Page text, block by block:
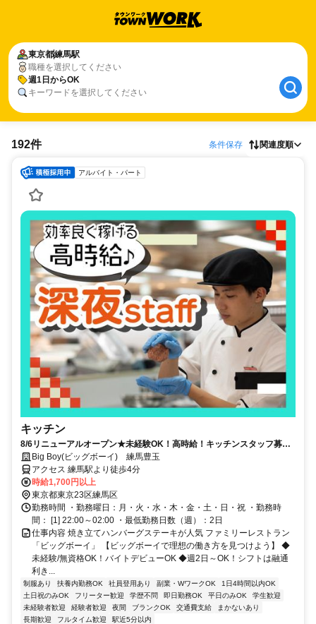
東京都練馬駅
職種を選択してください
週1日からOK
キーワードを選択してください
192件 条件保存 関連度順
アルバイト・パート
キッチン
8/6リニューアルオープン★未経験OK！高時給！キッチンスタッフ募集
◎深夜帯は時給25％アップ！！短期間でも稼げます【土日祝勤務歓
迎！】
Big Boy(ビッグボーイ) 練馬豊玉
アクセス 練馬駅より徒歩4分
時給1,700円以上
東京都東京23区練馬区
勤務時間 ・勤務曜日：月・火・水・木・金・土・日・祝 ・勤務時
間： [1] 22:00～02:00 ・最低勤務日数（週）：2日
仕事内容 焼き立てハンバーグステーキが人気 ファミリーレストラン
「ビッグボーイ」 【ビッグボーイで理想の働き方を見つけよう】 ◆
未経験/無資格OK！バイトデビューOK ◆週2日～OK！シフトは融通
利き...
制服あり 扶養内勤務OK 社員登用あり 副業・WワークOK
1日4時間以内OK
土日祝のみOK
フリーター歓迎 学歴不問 即日勤務OK 平日のみOK
学生歓迎
未経験者歓迎
経験者歓迎 夜間 ブランクOK 交通費支給
まかないあり
長期歓迎
フルタイム歓迎 駅近5分以内